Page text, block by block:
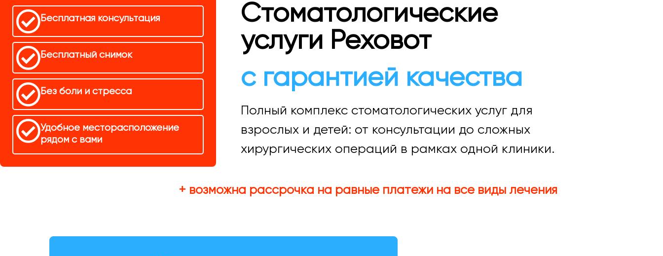
Бесплатная консультация
Бесплатный снимок
Без боли и стресса
Удобное месторасположение
рядом с вами
Стоматологические
услуги Реховот
с гарантией качества
Полный комплекс стоматологических услуг для
взрослых и детей: от консультации до сложных
хирургических операций в рамках одной клиники.
+ возможна рассрочка на равные платежи на все виды лечения